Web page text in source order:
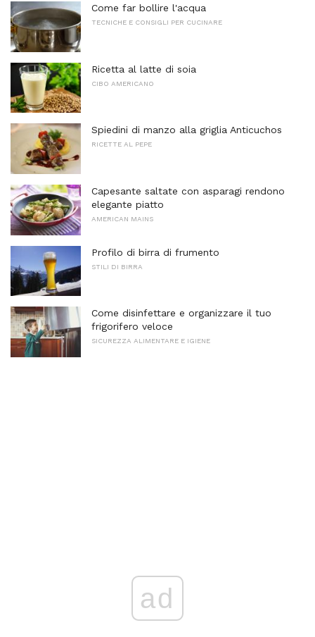
Come far bollire l'acqua
TECNICHE E CONSIGLI PER CUCINARE
Ricetta al latte di soia
CIBO AMERICANO
Spiedini di manzo alla griglia Anticuchos
RICETTE AL PEPE
Capesante saltate con asparagi rendono
elegante piatto
AMERICAN MAINS
Profilo di birra di frumento
STILI DI BIRRA
Come disinfettare e organizzare il tuo
frigorifero veloce
SICUREZZA ALIMENTARE E IGIENE
ad